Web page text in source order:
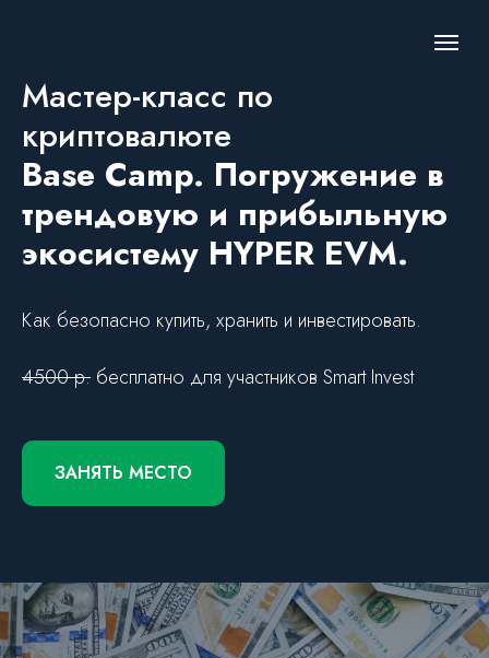
Мастер-класс по
криптовалюте
Base Camp. Погружение в
трендовую и прибыльную
экосистему HYPER EVM.
Как безопасно купить, хранить и инвестировать.
4500 р. бесплатно для участников Smart Invest
ЗАНЯТЬ МЕСТО